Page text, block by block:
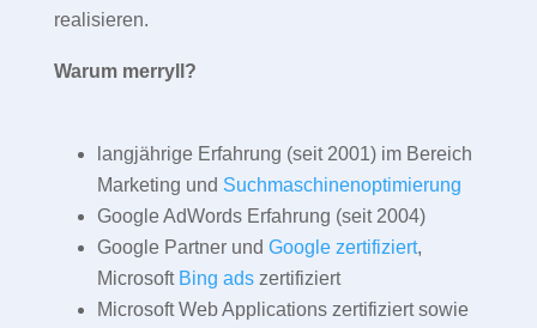
realisieren.
Warum merryll?
langjährige Erfahrung (seit 2001) im Bereich
Marketing und Suchmaschinenoptimierung
Google AdWords Erfahrung (seit 2004)
Google Partner und Google zertifiziert,
Microsoft Bing adszertifiziert
Microsoft Web Applications zertifiziert sowie